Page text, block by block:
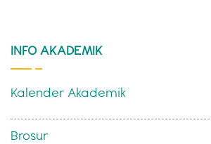
INFO AKADEMIK
Kalender Akademik
Brosur